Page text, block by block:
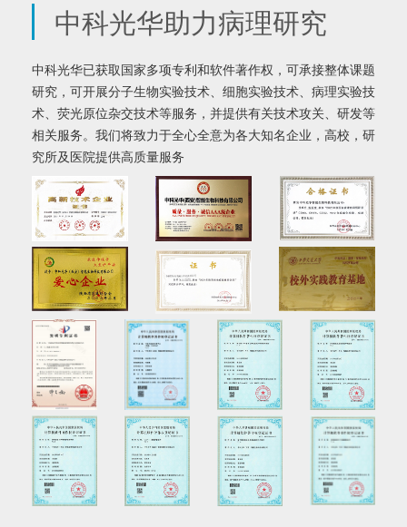
中科光华助力病理研究
中科光华已获取国家多项专利和软件著作权，可承接整体课题
研究，可开展分子生物实验技术、细胞实验技术、病理实验技
术、荧光原位杂交技术等服务，并提供有关技术攻关、研发等
相关服务。我们将致力于全心全意为各大知名企业，高校，研
究所及医院提供高质量服务